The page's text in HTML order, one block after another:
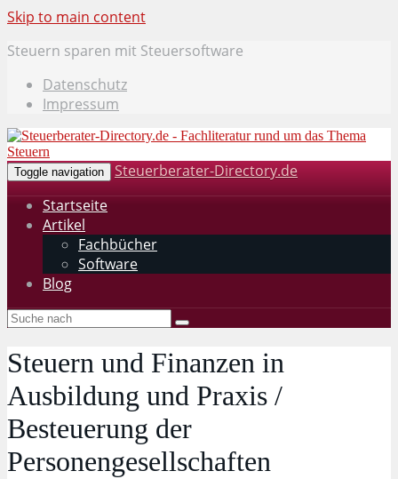
Skip to main content
Steuern sparen mit Steuersoftware
Datenschutz
Impressum
Toggle navigation
Steuerberater-Directory.de
Startseite
Artikel
Fachbücher
Software
Blog
Steuern und Finanzen in
Ausbildung und Praxis /
Besteuerung der
Personengesellschaften